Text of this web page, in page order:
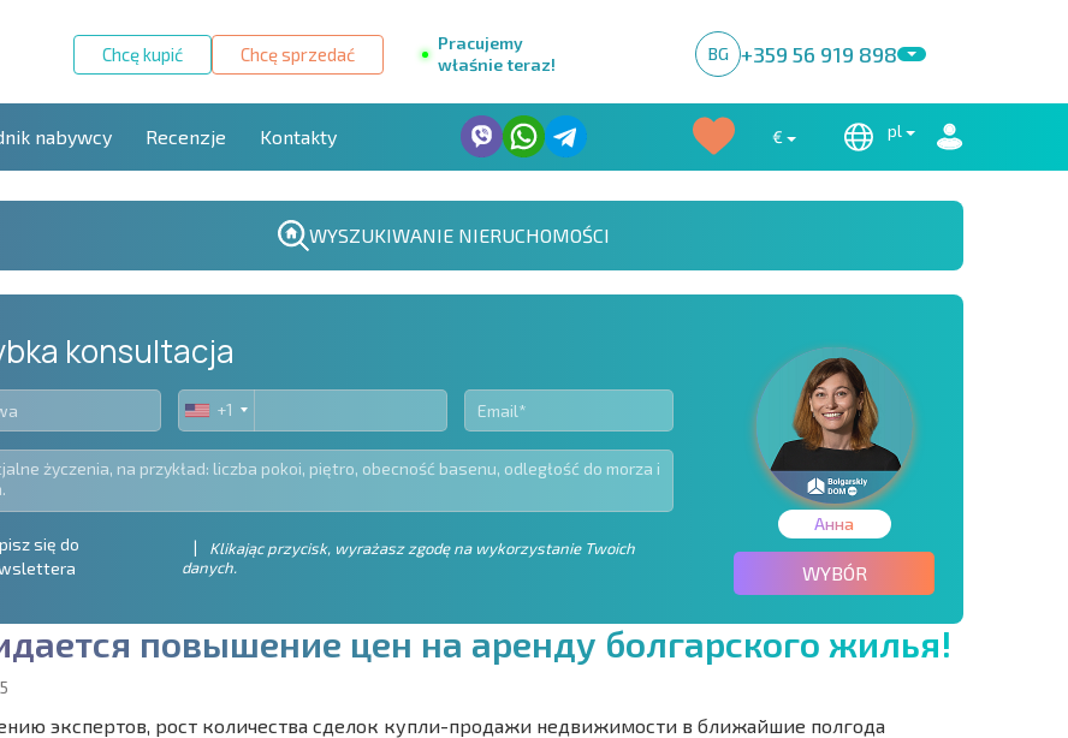
Chcę kupić Chcę sprzedać
Pracujemy
właśnie teraz!
BG +359 56 919 898
nabywcy Recenzje Kontakty € pl
WYSZUKIWANIE NIERUCHOMOŚCI
konsultacja
United
+1
+1
się do
Klikając przycisk, wyrażasz zgodę na wykorzystanie Twoich
danych.
Анна
WYBÓR
дается повышение цен на аренду болгарского жилья!
экспертов, рост количества сделок купли-продажи недвижимости в ближайшие полгода